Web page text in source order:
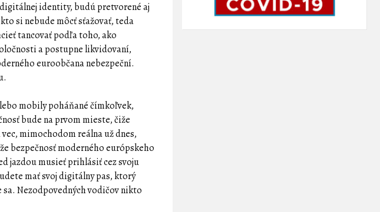
identity, budú pretvorené aj
si nebude môcť sťažovať, teda
tancovať podľa toho, ako
a postupne likvidovaní,
euroobčana nebezpeční.
mobily poháňané čímkoľvek,
bude na prvom mieste, čiže
mimochodom reálna už dnes,
bezpečnosť moderného európskeho
jazdou musieť prihlásiť cez svoju
mať svoj digitálny pas, ktorý
Nezodpovedných vodičov nikto